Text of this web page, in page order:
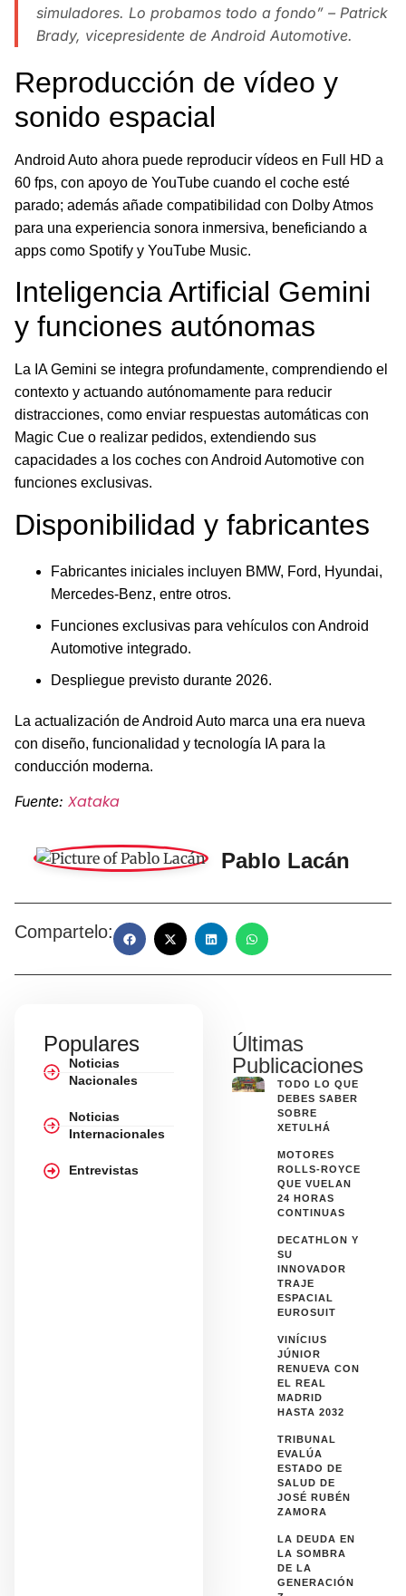
simuladores. Lo probamos todo a fondo” – Patrick
Brady, vicepresidente de Android Automotive.
Reproducción de vídeo y
sonido espacial
Android Auto ahora puede reproducir vídeos en Full HD a
60 fps, con apoyo de YouTube cuando el coche esté
parado; además añade compatibilidad con Dolby Atmos
para una experiencia sonora inmersiva, beneficiando a
apps como Spotify y YouTube Music.
Inteligencia Artificial Gemini
y funciones autónomas
La IA Gemini se integra profundamente, comprendiendo el
contexto y actuando autónomamente para reducir
distracciones, como enviar respuestas automáticas con
Magic Cue o realizar pedidos, extendiendo sus
capacidades a los coches con Android Automotive con
funciones exclusivas.
Disponibilidad y fabricantes
Fabricantes iniciales incluyen BMW, Ford, Hyundai,
Mercedes-Benz, entre otros.
Funciones exclusivas para vehículos con Android
Automotive integrado.
Despliegue previsto durante 2026.
La actualización de Android Auto marca una era nueva
con diseño, funcionalidad y tecnología IA para la
conducción moderna.
Fuente: Xataka
Pablo Lacán
Compartelo:
Populares
Noticias
Nacionales
Noticias
Internacionales
Entrevistas
Últimas
Publicaciones
TODO LO QUE
DEBES SABER
SOBRE
XETULHÁ
MOTORES
ROLLS-ROYCE
QUE VUELAN
24 HORAS
CONTINUAS
DECATHLON Y
SU
INNOVADOR
TRAJE
ESPACIAL
EUROSUIT
VINÍCIUS
JÚNIOR
RENUEVA CON
EL REAL
MADRID
HASTA 2032
TRIBUNAL
EVALÚA
ESTADO DE
SALUD DE
JOSÉ RUBÉN
ZAMORA
LA DEUDA EN
LA SOMBRA
DE LA
GENERACIÓN